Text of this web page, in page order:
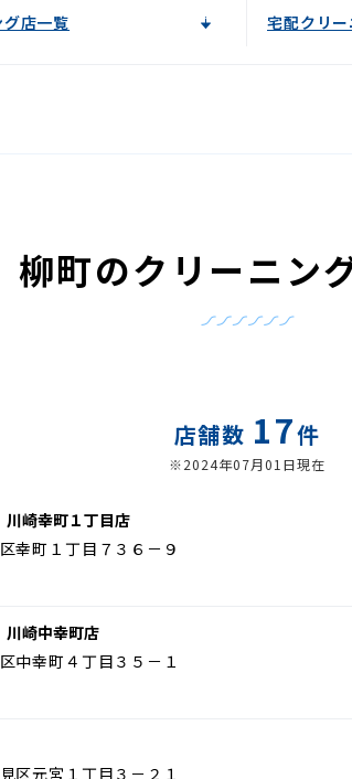
店一覧 宅配クリ
柳町のクリーニン
店舗数 17件
※2024年07月01日現在
崎幸町１丁目店
幸町１丁目７３６－９
崎中幸町店
中幸町４丁目３５－１
区元宮１丁目３－２１